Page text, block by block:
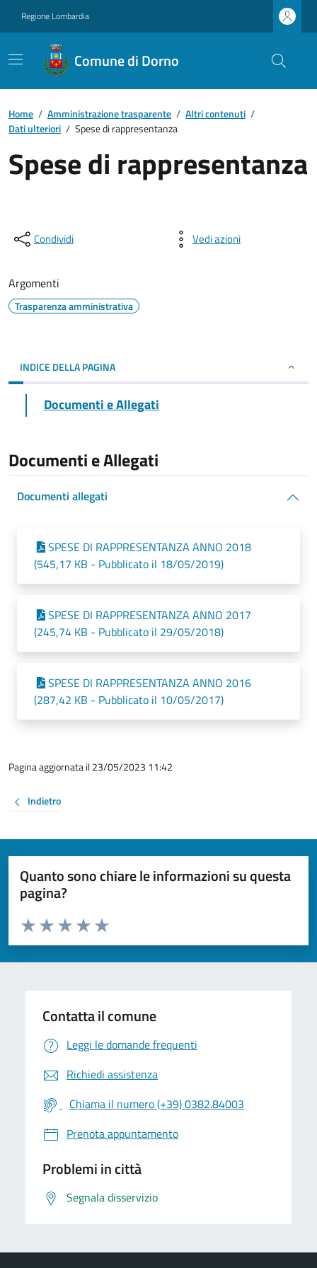
Regione Lombardia
Comune di Dorno
Home / Amministrazione trasparente / Altri contenuti /
Dati ulteriori / Spese di rappresentanza
Spese di rappresentanza
Condividi Vedi azioni
Argomenti
Trasparenza amministrativa
INDICE DELLA PAGINA
Documenti e Allegati
Documenti e Allegati
Documenti allegati
SPESE DI RAPPRESENTANZA ANNO 2018
(545,17 KB - Pubblicato il 18/05/2019)
SPESE DI RAPPRESENTANZA ANNO 2017
(245,74 KB - Pubblicato il 29/05/2018)
SPESE DI RAPPRESENTANZA ANNO 2016
(287,42 KB - Pubblicato il 10/05/2017)
Pagina aggiornata il 23/05/2023 11:42
Indietro
Quanto sono chiare le informazioni su questa
pagina?
Valuta da 1 a 5 stelle la pagina
Valuta 5 stelle su 5
Valuta 4 stelle su 5
Valuta 3 stelle su 5
Valuta 2 stelle su 5
Valuta 1 stelle su 5
Contatta il comune
Leggi le domande frequenti
Richiedi assistenza
Chiama il numero (+39) 0382.84003
Prenota appuntamento
Problemi in città
Segnala disservizio